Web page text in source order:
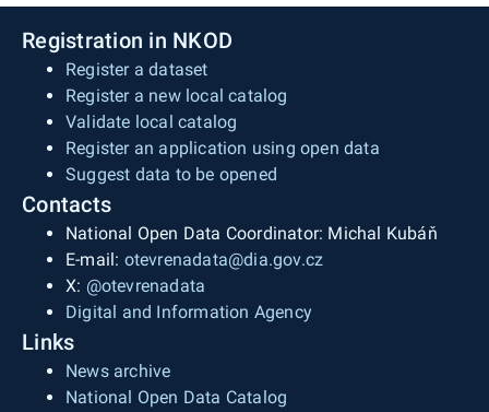
Registration in NKOD
Register a dataset
Register a new local catalog
Validate local catalog
Register an application using open data
Suggest data to be opened
Contacts
National Open Data Coordinator: Michal Kubáň
E-mail: otevrenadata@dia.gov.cz
X: @otevrenadata
Digital and Information Agency
Links
News archive
National Open Data Catalog